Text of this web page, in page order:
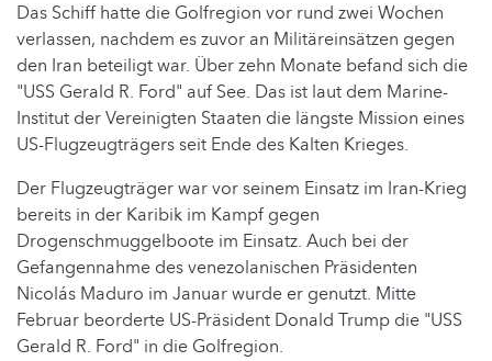
Das Schiff hatte die Golfregion vor rund zwei Wochen
verlassen, nachdem es zuvor an Militäreinsätzen gegen
den Iran beteiligt war. Über zehn Monate befand sich die
"USS Gerald R. Ford" auf See. Das ist laut dem Marine-
Institut der Vereinigten Staaten die längste Mission eines
US-Flugzeugträgers seit Ende des Kalten Krieges.
Der Flugzeugträger war vor seinem Einsatz im Iran-Krieg
bereits in der Karibik im Kampf gegen
Drogenschmuggelboote im Einsatz. Auch bei der
Gefangennahme des venezolanischen Präsidenten
Nicolás Maduro im Januar wurde er genutzt. Mitte
Februar beorderte US-Präsident Donald Trump die "USS
Gerald R. Ford" in die Golfregion.